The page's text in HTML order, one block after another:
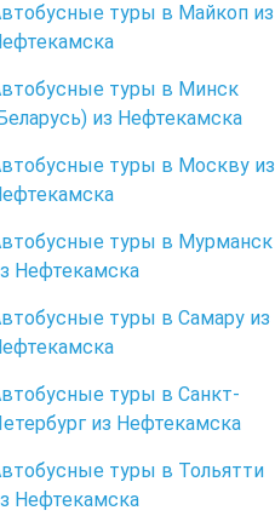
туры в Майкоп из
туры в Минск
из Нефтекамска
туры в Москву из
туры в Мурманск
Нефтекамска
туры в Самару из
туры в Санкт-
из Нефтекамска
туры в Тольятти
Нефтекамска